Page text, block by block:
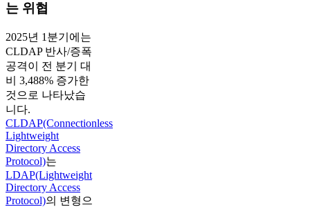
는 위협
2025년 1분기에는
CLDAP 반사/증폭
공격이 전 분기 대
비 3,488% 증가한
것으로 나타났습
니다.
CLDAP(Connectionless
Lightweight
Directory Access
Protocol)는
LDAP(Lightweight
Directory Access
Protocol)의 변형으